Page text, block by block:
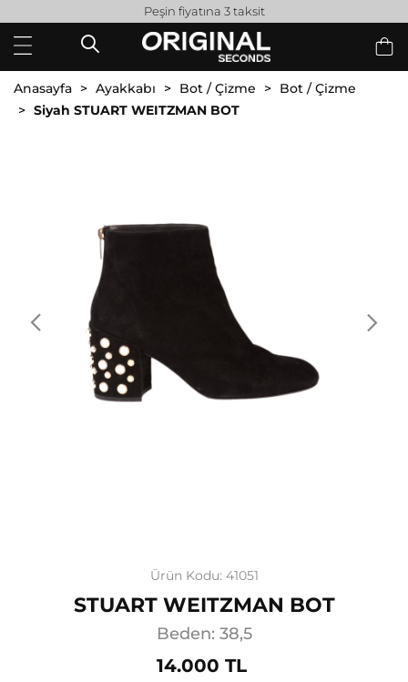
Peşin fiyatına 3 taksit
Anasayfa Ayakkabı Bot / Çizme
Bot / Çizme
Siyah STUART WEITZMAN BOT
Ürün Kodu: 41051
STUART WEITZMAN BOT
Beden: 38,5
14.000 TL